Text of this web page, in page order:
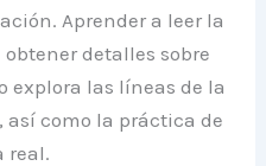
Aprender a leer la
detalles sobre
explora las líneas de la
como la práctica de
real.